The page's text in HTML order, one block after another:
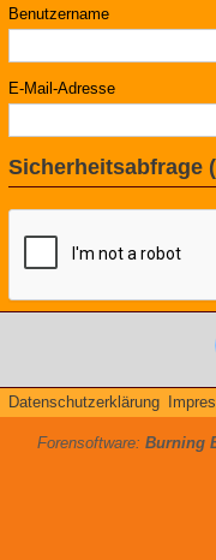
Benutzername
E-Mail-Adresse
Sicherheitsabfrage
Datenschutzerklärung
Forensoftware: Burning